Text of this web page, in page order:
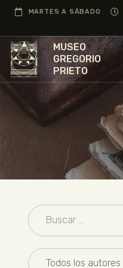
MARTES A SÁBADO
MUSEO
GREGORIO
PRIETO